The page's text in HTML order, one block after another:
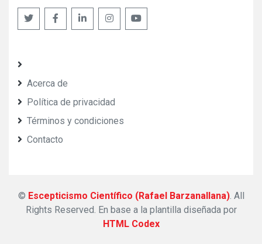
Acerca de
Política de privacidad
Términos y condiciones
Contacto
© Escepticismo Científico (Rafael Barzanallana). All
Rights Reserved. En base a la plantilla diseñada por
HTML Codex